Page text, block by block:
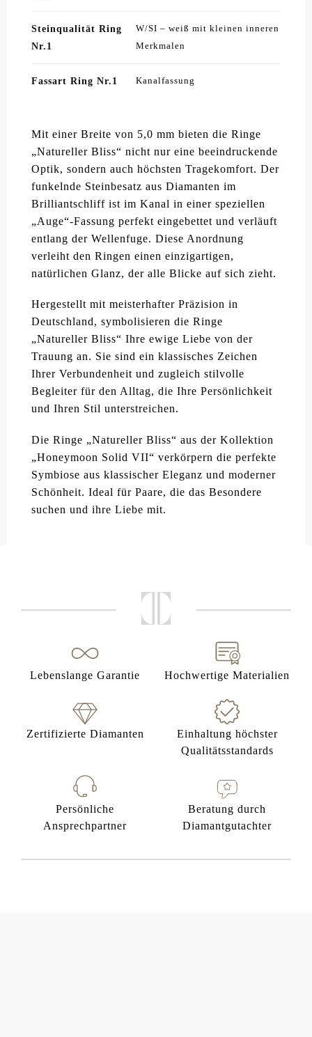
Steinqualität Ring
Nr.1
W/SI – weiß mit kleinen inneren
Merkmalen
Fassart Ring Nr.1 Kanalfassung
Mit einer Breite von 5,0 mm bieten die Ringe
„Natureller Bliss“ nicht nur eine beeindruckende
Optik, sondern auch höchsten Tragekomfort. Der
funkelnde Steinbesatz aus Diamanten im
Brilliantschliff ist im Kanal in einer speziellen
„Auge“-Fassung perfekt eingebettet und verläuft
entlang der Wellenfuge. Diese Anordnung
verleiht den Ringen einen einzigartigen,
natürlichen Glanz, der alle Blicke auf sich zieht.
Hergestellt mit meisterhafter Präzision in
Deutschland, symbolisieren die Ringe
„Natureller Bliss“ Ihre ewige Liebe von der
Trauung an. Sie sind ein klassisches Zeichen
Ihrer Verbundenheit und zugleich stilvolle
Begleiter für den Alltag, die Ihre Persönlichkeit
und Ihren Stil unterstreichen.
Die Ringe „Natureller Bliss“ aus der Kollektion
„Honeymoon Solid VII“ verkörpern die perfekte
Symbiose aus klassischer Eleganz und moderner
Schönheit. Ideal für Paare, die das Besondere
suchen und ihre Liebe mit.
Lebenslange Garantie Hochwertige Materialien
Zertifizierte Diamanten
Einhaltung höchster
Qualitätsstandards
Persönliche
Ansprechpartner
Beratung durch
Diamantgutachter